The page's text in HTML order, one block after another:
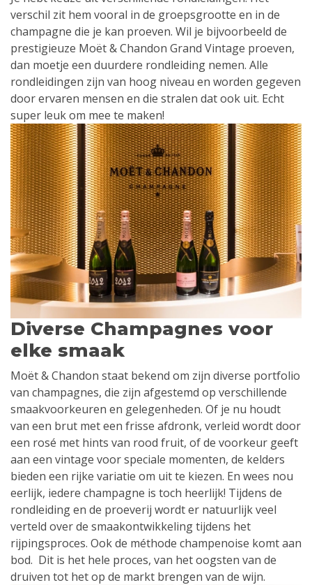
verschil zit hem vooral in de groepsgrootte en in de
champagne die je kan proeven. Wil je bijvoorbeeld de
prestigieuze Moët & Chandon Grand Vintage proeven,
dan moetje een duurdere rondleiding nemen. Alle
rondleidingen zijn van hoog niveau en worden gegeven
door ervaren mensen en die stralen dat ook uit. Echt
super leuk om mee te maken!
Diverse Champagnes voor
elke smaak
Moët & Chandon staat bekend om zijn diverse portfolio
van champagnes, die zijn afgestemd op verschillende
smaakvoorkeuren en gelegenheden. Of je nu houdt
van een brut met een frisse afdronk, verleid wordt door
een rosé met hints van rood fruit, of de voorkeur geeft
aan een vintage voor speciale momenten, de kelders
bieden een rijke variatie om uit te kiezen. En wees nou
eerlijk, iedere champagne is toch heerlijk! Tijdens de
rondleiding en de proeverij wordt er natuurlijk veel
verteld over de smaakontwikkeling tijdens het
rijpingsproces. Ook de méthode champenoise komt aan
bod. Dit is het hele proces, van het oogsten van de
druiven tot het op de markt brengen van de wijn.